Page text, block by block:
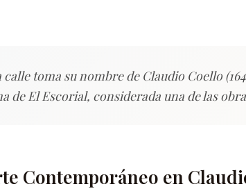
calle toma su nombre de Claudio Coello
de El Escorial, considerada una de las
Contemporáneo en